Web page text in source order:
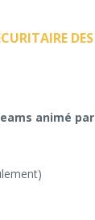
DES
animé par